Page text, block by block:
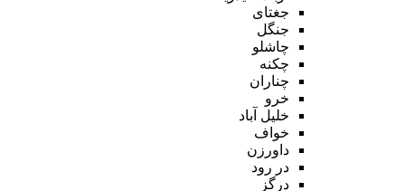
جغتای
جنگل
چاشلو
چکنه
چناران
خرو
خلیل آباد
خواف
داورزن
در رود
درگز